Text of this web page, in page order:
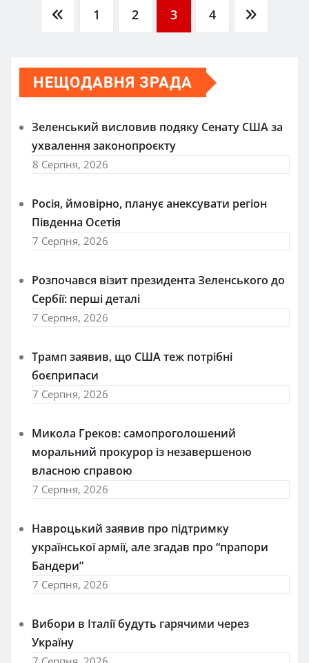
Пагінація
записів
1 2 3 4
НЕЩОДАВНЯ ЗРАДА
Зеленський висловив подяку Сенату США за
ухвалення законопроєкту
8 Серпня, 2026
Росія, ймовірно, планує анексувати регіон
Південна Осетія
7 Серпня, 2026
Розпочався візит президента Зеленського до
Сербії: перші деталі
7 Серпня, 2026
Трамп заявив, що США теж потрібні
боєприпаси
7 Серпня, 2026
Микола Греков: самопроголошений
моральний прокурор із незавершеною
власною справою
7 Серпня, 2026
Навроцький заявив про підтримку
української армії, але згадав про “прапори
Бандери”
7 Серпня, 2026
Вибори в Італії будуть гарячими через
Україну